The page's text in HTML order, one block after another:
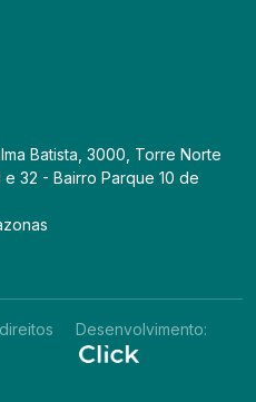
Batista, 3000, Torre Norte
e 32 - Bairro Parque 10 de
Desenvolvimento: